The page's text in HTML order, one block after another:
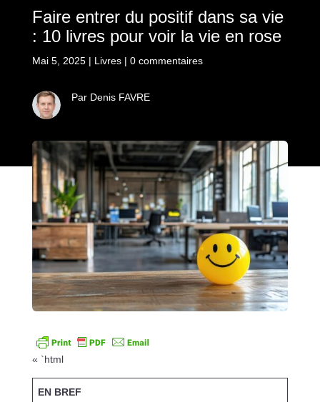
Faire entrer du positif dans sa vie
: 10 livres pour voir la vie en rose
Mai 5, 2025| Livres| 0 commentaires
Par Denis FAVRE
« `html
EN BREF